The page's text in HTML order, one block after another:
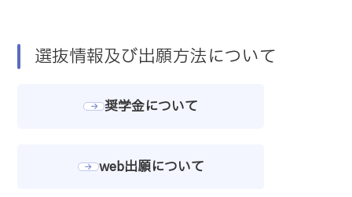
選抜情報及び出願方法について
奨学金について
web出願について